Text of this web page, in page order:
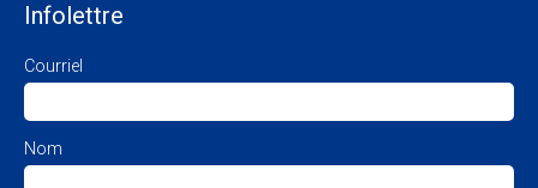
Infolettre
Courriel
Nom